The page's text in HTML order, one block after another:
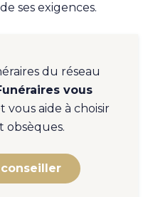
ses exigences.
du réseau
vous
vous aide à choisir
obsèques.